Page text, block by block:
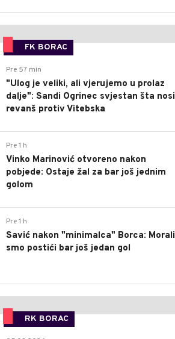
FK BORAC
Pre 57 min
"Ulog je veliki, ali vjerujemo u prolaz
dalje": Sandi Ogrinec svjestan šta nosi
revanš protiv Vitebska
Pre 1 h
Vinko Marinović otvoreno nakon
pobjede: Ostaje žal za bar još jednim
golom
Pre 1 h
Savić nakon "minimalca" Borca: Morali
smo postići bar još jedan gol
RK BORAC